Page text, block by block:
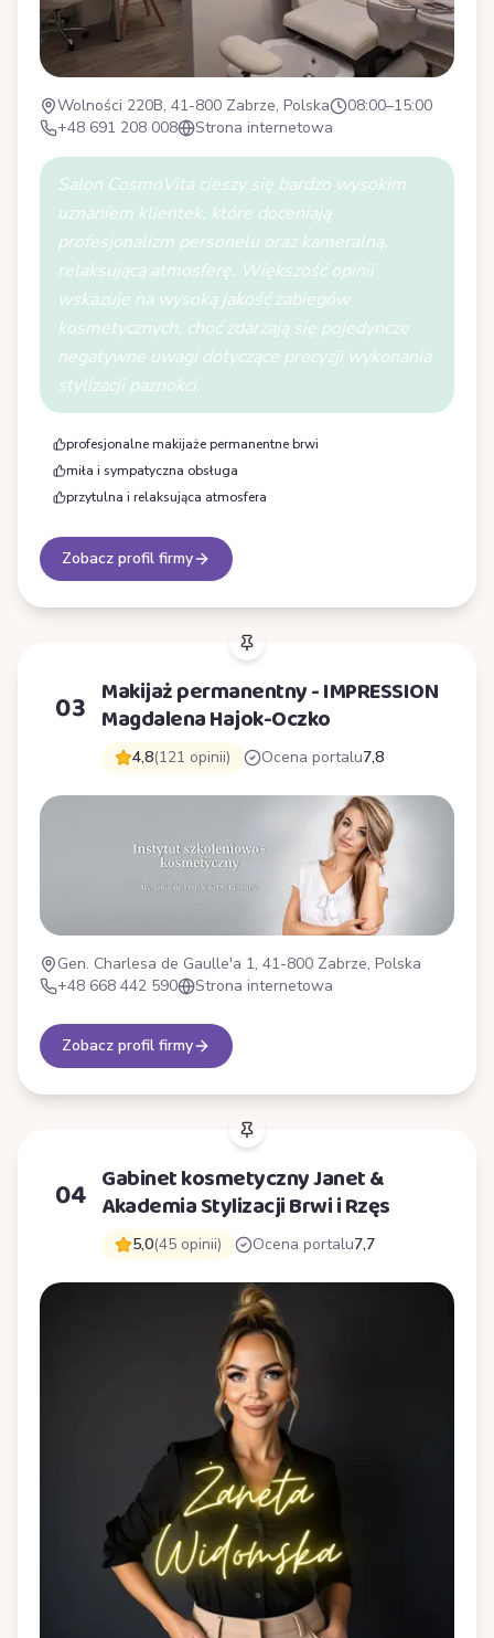
Wolności 220B, 41-800 Zabrze, Polska
08:00–15:00
+48 691 208 008
Strona internetowa
Salon CosmoVita cieszy się bardzo wysokim
uznaniem klientek, które doceniają
profesjonalizm personelu oraz kameralną,
relaksującą atmosferę. Większość opinii
wskazuje na wysoką jakość zabiegów
kosmetycznych, choć zdarzają się pojedyncze
negatywne uwagi dotyczące precyzji wykonania
stylizacji paznokci.
profesjonalne makijaże permanentne brwi
miła i sympatyczna obsługa
przytulna i relaksująca atmosfera
Zobacz profil firmy
03 Makijaż permanentny - IMPRESSION
Magdalena Hajok-Oczko
4,8(121 opinii) Ocena portalu7,8
Gen. Charlesa de Gaulle'a 1, 41-800 Zabrze, Polska
+48 668 442 590
Strona internetowa
Zobacz profil firmy
04 Gabinet kosmetyczny Janet &
Akademia Stylizacji Brwi i Rzęs
5,0(45 opinii) Ocena portalu7,7